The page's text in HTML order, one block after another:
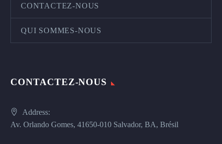
CONTACTEZ-NOUS
QUI SOMMES-NOUS
CONTACTEZ-NOUS
Address:
Av. Orlando Gomes, 41650-010 Salvador, BA, Brésil